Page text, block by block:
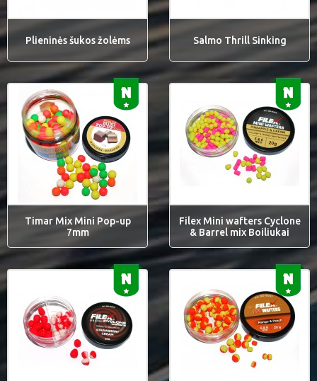
Plieninės šukos žolėms Salmo Thrill Sinking
Timar Mix Mini Pop-up
7mm
Filex Mini wafters Cyclone
& Barrel mix Boiliukai